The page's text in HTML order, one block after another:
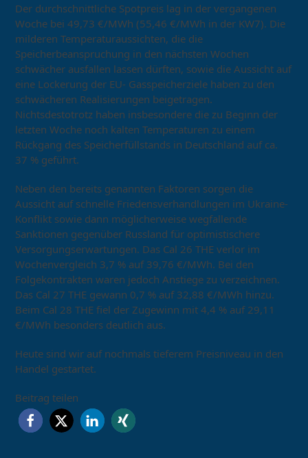
Der durchschnittliche Spotpreis lag in der vergangenen
Woche bei 49,73 €/MWh (55,46 €/MWh in der KW7). Die
milderen Temperaturaussichten, die die
Speicherbeanspruchung in den nächsten Wochen
schwächer ausfallen lassen dürften, sowie die Aussicht auf
eine Lockerung der EU- Gasspeicherziele haben zu den
schwächeren Realisierungen beigetragen.
Nichtsdestotrotz haben insbesondere die zu Beginn der
letzten Woche noch kalten Temperaturen zu einem
Rückgang des Speicherfüllstands in Deutschland auf ca.
37 % geführt.
Neben den bereits genannten Faktoren sorgen die
Aussicht auf schnelle Friedensverhandlungen im Ukraine-
Konflikt sowie dann möglicherweise wegfallende
Sanktionen gegenüber Russland für optimistischere
Versorgungserwartungen. Das Cal 26 THE verlor im
Wochenvergleich 3,7 % auf 39,76 €/MWh. Bei den
Folgekontrakten waren jedoch Anstiege zu verzeichnen.
Das Cal 27 THE gewann 0,7 % auf 32,88 €/MWh hinzu.
Beim Cal 28 THE fiel der Zugewinn mit 4,4 % auf 29,11
€/MWh besonders deutlich aus.
Heute sind wir auf nochmals tieferem Preisniveau in den
Handel gestartet.
Beitrag teilen